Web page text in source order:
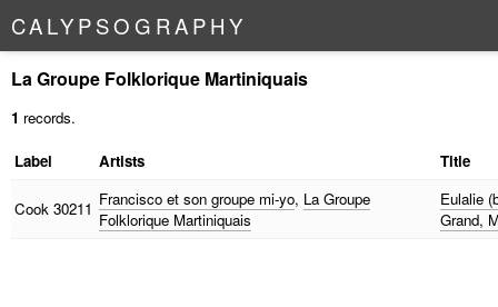
CALYPSO G RAPHY
La Groupe Folklorique Martiniquais
1 records.
Label Artists Title
Cook 30211 Francisco et son groupe mi-yo, La Groupe
Folklorique Martiniquais
Eulalie
Grand,